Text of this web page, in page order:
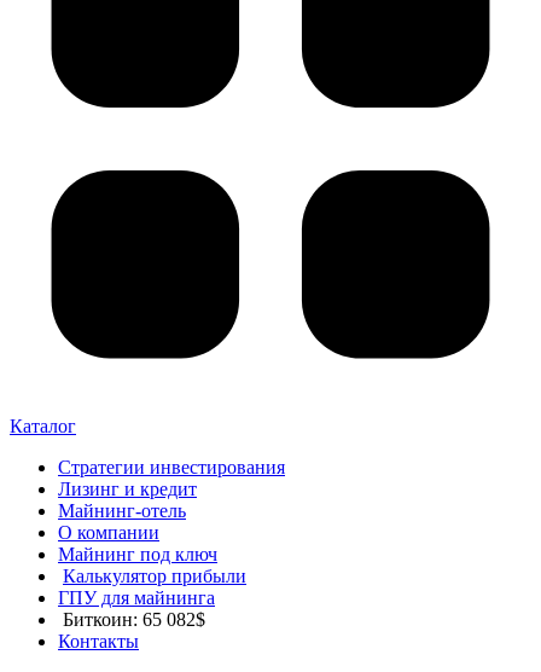
Каталог
Стратегии инвестирования
Лизинг и кредит
Майнинг-отель
О компании
Майнинг под ключ
Калькулятор прибыли
ГПУ для майнинга
Биткоин: 65 082$
Контакты